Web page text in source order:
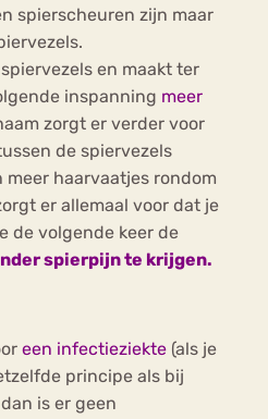
spierscheuren zijn maar
en maakt ter
inspanning meer
zorgt er verder voor
de spiervezels
haarvaatjes rondom
er allemaal voor dat je
de volgende keer de
spierpijn te krijgen.
een infectieziekte (als je
principe als bij
is er geen